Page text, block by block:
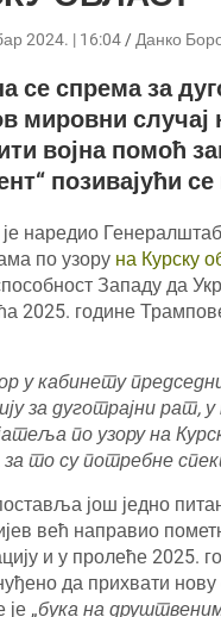
2024. | 16:04 Данко
се спрема за
мировни случај
војна помоћ
позивајући
наредио
по узору на Курску
Западу да
2025. године
у кабинету
за дуготрајни рат,
по узору на
за то су потребне
још једно
већ направио
и у пролеће 2025.
да прихвати
је „бука на